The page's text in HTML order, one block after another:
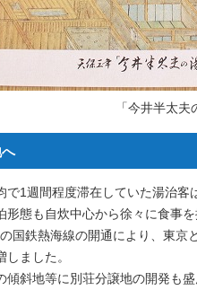
「今井半太夫
で1週間程度滞在していた湯治
形態も自炊中心から徐々に食事
国鉄熱海線の開通により、東
ました。
傾斜地等に別荘分譲地の開発も